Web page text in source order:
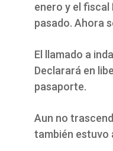
enero y el fiscal
pasado. Ahora
El llamado a
Declarará en
pasaporte.
Aun no
también estuvo